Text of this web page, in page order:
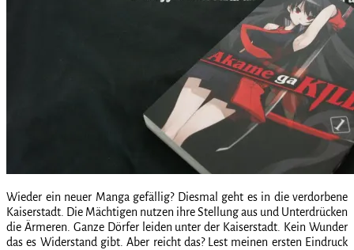
Wieder ein neuer Manga gefällig? Diesmal geht es in die verdorbene
Kaiserstadt. Die Mächtigen nutzen ihre Stellung aus und Unterdrücken
die Ärmeren. Ganze Dörfer leiden unter der Kaiserstadt. Kein Wunder
das es Widerstand gibt. Aber reicht das? Lest meinen ersten Eindruck